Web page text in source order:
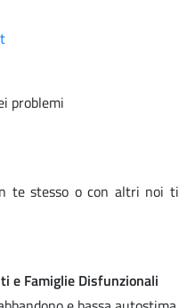
problemi
te stesso o con altri noi ti
e Famiglie Disfunzionali